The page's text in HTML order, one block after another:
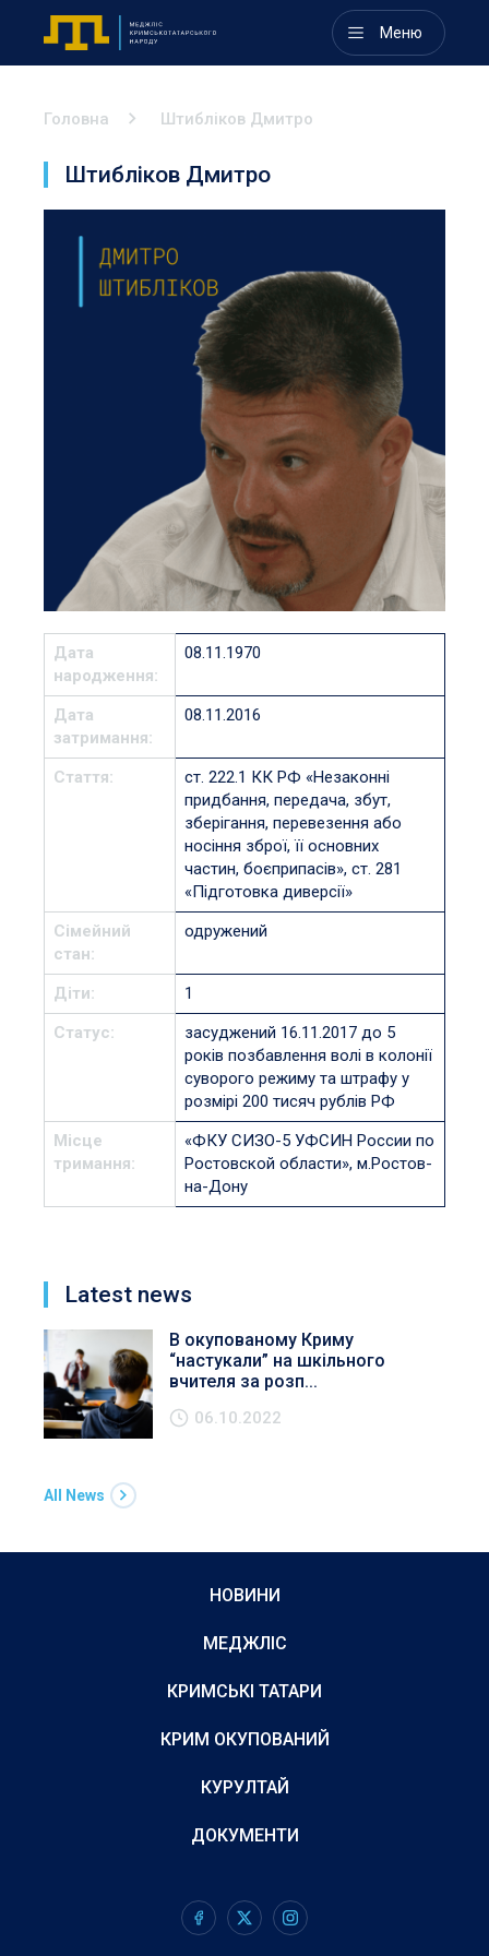
Меню
Головна Штибліков Дмитро
Штибліков Дмитро
Дата
народження:
08.11.1970
Дата
затримання:
08.11.2016
Стаття:
ст. 222.1 КК РФ «Незаконні
придбання, передача, збут,
зберігання, перевезення або
носіння зброї, її основних
частин, боєприпасів», ст. 281
«Підготовка диверсії»
Сімейний
стан:
одружений
Діти:
1
Статус:
засуджений 16.11.2017 до 5
років позбавлення волі в колонії
суворого режиму та штрафу у
розмірі 200 тисяч рублів РФ
Місце
тримання:
«ФКУ СИЗО-5 УФСИН России по
Ростовской области», м.Ростов-
на-Дону
Latest news
В окупованому Криму
“настукали” на шкільного
вчителя за розп...
06.10.2022
All News
НОВИНИ
МЕДЖЛІС
КРИМСЬКІ ТАТАРИ
КРИМ ОКУПОВАНИЙ
КУРУЛТАЙ
ДОКУМЕНТИ